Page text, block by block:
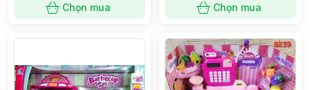
Chọn mua Chọn mua